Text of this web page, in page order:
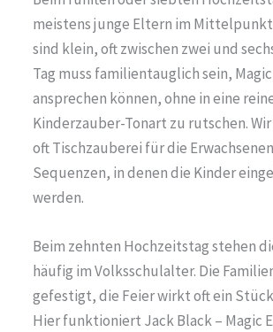
meistens junge Eltern im
sind klein, oft zwischen zwei und
Tag muss familientauglich sein,
ansprechen können, ohne in eine
Kinderzauber-Tonart zu rutschen.
oft Tischzauberei für die
Sequenzen, in denen die Kinder
werden.
Beim zehnten Hochzeitstag stehen
häufig im Volksschulalter. Die
gefestigt, die Feier wirkt oft ein
Hier funktioniert Jack Black – Magic